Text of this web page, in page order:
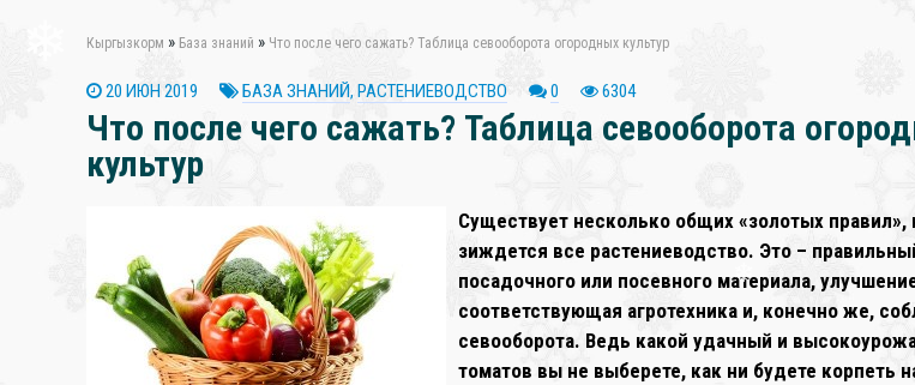
Кыргызкорм » База знаний » Что после чего сажать? Таблица севооборота огородных культур
20 ИЮН 2019 БАЗА ЗНАНИЙ, РАСТЕНИЕВОДСТВО 0 6304
Что после чего сажать? Таблица севооборота
культур
Существует несколько общих «золотых правил»,
зиждется все растениеводство. Это –
посадочного или посевного материала,
соответствующая агротехника и, конечно же,
севооборота. Ведь какой удачный и
томатов вы не выберете, как ни будете корпеть